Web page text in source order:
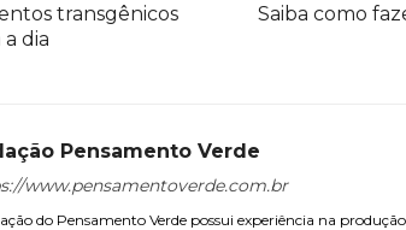
transgênicos
dia
Saiba como
Pensamento Verde
www.pensamentoverde.com.br
do Pensamento Verde possui experiência na